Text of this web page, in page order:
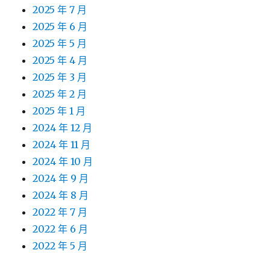
2025 年 7 月
2025 年 6 月
2025 年 5 月
2025 年 4 月
2025 年 3 月
2025 年 2 月
2025 年 1 月
2024 年 12 月
2024 年 11 月
2024 年 10 月
2024 年 9 月
2024 年 8 月
2022 年 7 月
2022 年 6 月
2022 年 5 月